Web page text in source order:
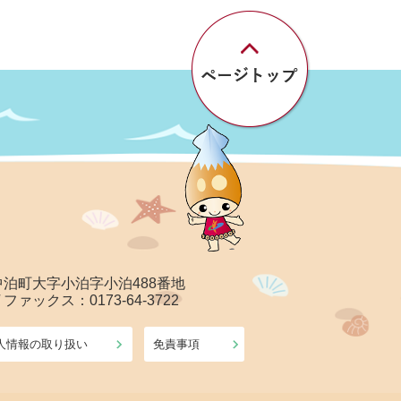
町大字小泊字小泊488番地
ァックス：0173-64-3722
情報の取り扱い 免責事項